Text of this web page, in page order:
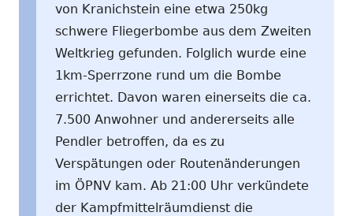
von Kranichstein eine etwa 250kg
schwere Fliegerbombe aus dem Zweiten
Weltkrieg gefunden. Folglich wurde eine
1km-Sperrzone rund um die Bombe
errichtet. Davon waren einerseits die ca.
7.500 Anwohner und andererseits alle
Pendler betroffen, da es zu
Verspätungen oder Routenänderungen
im ÖPNV kam. Ab 21:00 Uhr verkündete
der Kampfmittelräumdienst die